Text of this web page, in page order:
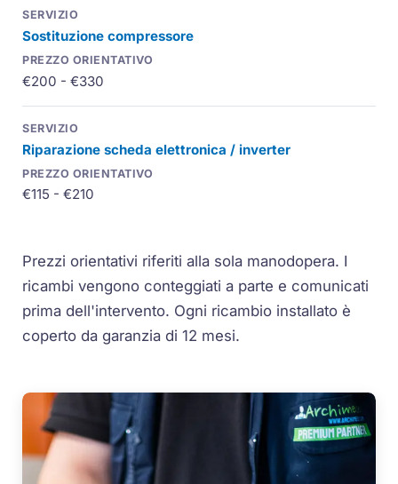
Sostituzione compressore
€200 - €330
Riparazione scheda elettronica / inverter
€115 - €210
Prezzi orientativi riferiti alla sola manodopera. I
ricambi vengono conteggiati a parte e comunicati
prima dell'intervento. Ogni ricambio installato è
coperto da garanzia di 12 mesi.